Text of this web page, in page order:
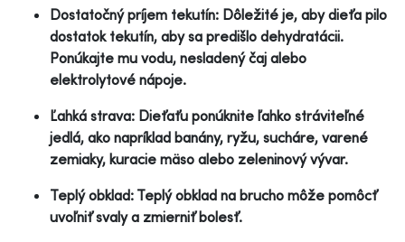
Dostatočný príjem tekutín: Dôležité je, aby dieťa pilo
dostatok tekutín, aby sa predišlo dehydratácii.
Ponúkajte mu vodu, nesladený čaj alebo
elektrolytové nápoje.
Ľahká strava: Dieťaťu ponúknite ľahko stráviteľné
jedlá, ako napríklad banány, ryžu, sucháre, varené
zemiaky, kuracie mäso alebo zeleninový vývar.
Teplý obklad: Teplý obklad na brucho môže pomôcť
uvoľniť svaly a zmierniť bolesť.